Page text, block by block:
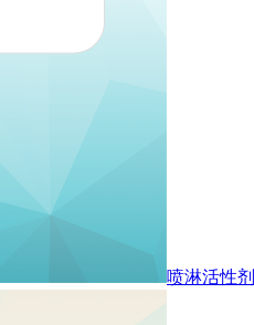
喷淋活性